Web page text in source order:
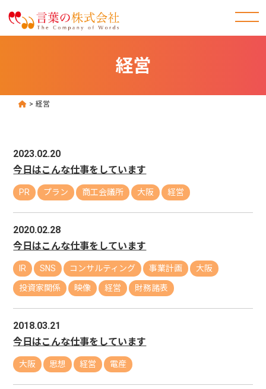
経営
> 経営
2023.02.20
今日はこんな仕事をしています
PR プラン 商工会議所 大阪 経営
2020.02.28
今日はこんな仕事をしています
IR SNS コンサルティング 事業計画 大阪
投資家関係 映像 経営 財務諸表
2018.03.21
今日はこんな仕事をしています
大阪 思想 経営 電産